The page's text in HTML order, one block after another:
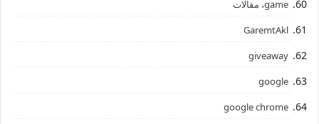
game، مقالات
GaremtAkl
giveaway
google
google chrome